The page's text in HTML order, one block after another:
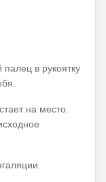
в рукоятку
на место.